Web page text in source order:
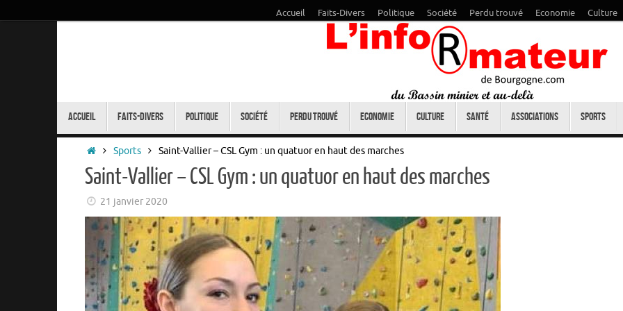
Accueil Faits-Divers Politique Société Perdu trouvé Economie Culture
Accueil Faits-Divers Politique Société Perdu trouvé Economie Culture Santé Associations Sports
Accueil
Sports Saint-Vallier – CSL Gym : un quatuor en haut des marches
Saint-Vallier – CSL Gym : un quatuor en haut des marches
21 janvier 2020